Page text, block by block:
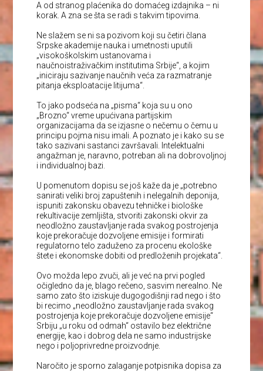
A od stranog plaćenika do domaćeg izdajnika – ni
korak. A zna se šta se radi s takvim tipovima.
Ne slažem se ni sa pozivom koji su četiri člana
Srpske akademije nauka i umetnosti uputili
„visokoškolskim ustanovama i
naučnoistraživačkim institutima Srbije“, a kojim
„iniciraju sazivanje naučnih veća za razmatranje
pitanja eksploatacije litijuma“.
To jako podseća na „pisma“ koja su u ono
„Brozno“ vreme upućivana partijskim
organizacijama da se izjasne o nečemu o čemu u
principu pojma nisu imali. A poznato je i kako su se
tako sazivani sastanci završavali. Intelektualni
angažman je, naravno, potreban ali na dobrovoljnoj
i individualnoj bazi.
U pomenutom dopisu se još kaže da je „potrebno
sanirati veliki broj zapuštenih i nelegalnih deponija,
ispuniti zakonsku obavezu tehničke i biološke
rekultivacije zemljišta, stvoriti zakonski okvir za
neodložno zaustavljanje rada svakog postrojenja
koje prekoračuje dozvoljene emisije i formirati
regulatorno telo zaduženo za procenu ekološke
štete i ekonomske dobiti od predloženih projekata“.
Ovo možda lepo zvuči, ali je već na prvi pogled
očigledno da je, blago rečeno, sasvim nerealno. Ne
samo zato što iziskuje dugogodišnji rad nego i što
bi recimo „neodložno zaustavljanje rada svakog
postrojenja koje prekoračuje dozvoljene emisije“
Srbiju „u roku od odmah“ ostavilo bez električne
energije, kao i dobrog dela ne samo industrijske
nego i poljoprivredne proizvodnje.
Naročito je sporno zalaganje potpisnika dopisa za